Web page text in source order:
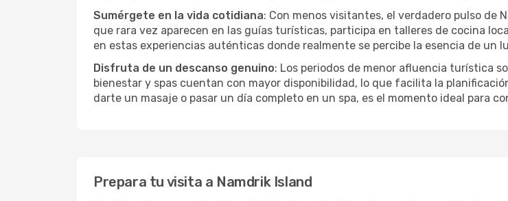
Sumérgete en la vida cotidiana: Con menos visitantes, el verdadero pulso de
que rara vez aparecen en las guías turísticas, participa en talleres de cocina
en estas experiencias auténticas donde realmente se percibe la esencia de un
Disfruta de un descanso genuino: Los periodos de menor afluencia turística
bienestar y spas cuentan con mayor disponibilidad, lo que facilita la
darte un masaje o pasar un día completo en un spa, es el momento ideal para
Prepara tu visita a Namdrik Island